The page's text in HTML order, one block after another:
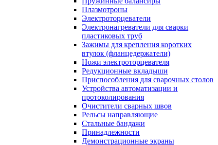
Плазмотроны
Электроторцеватели
Электронагреватели для сварки
пластиковых труб
Зажимы для крепления коротких
втулок (фланцедержатели)
Ножи электроторцевателя
Редукционные вкладыши
Приспособления для сварочных столов
Устройства автоматизации и
протоколирования
Очистители сварных швов
Рельсы направляющие
Стальные бандажи
Принадлежности
Демонстрационные экраны